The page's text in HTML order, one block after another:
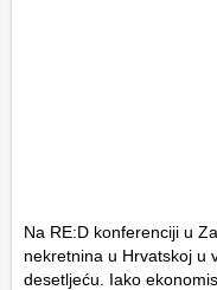
Na RE:D konferenciji u
nekretnina u Hrvatskoj u
desetljeću. Iako